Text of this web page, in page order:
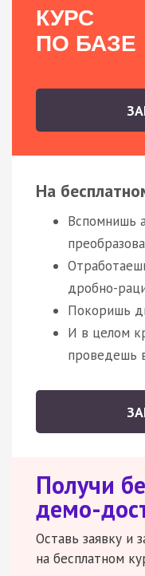
КУРС
ПО БАЗЕ
На
Вспомнишь
дробно-
Покоришь
И в целом
проведешь
Получи
демо-
Оставь заявку и
на бесплатном